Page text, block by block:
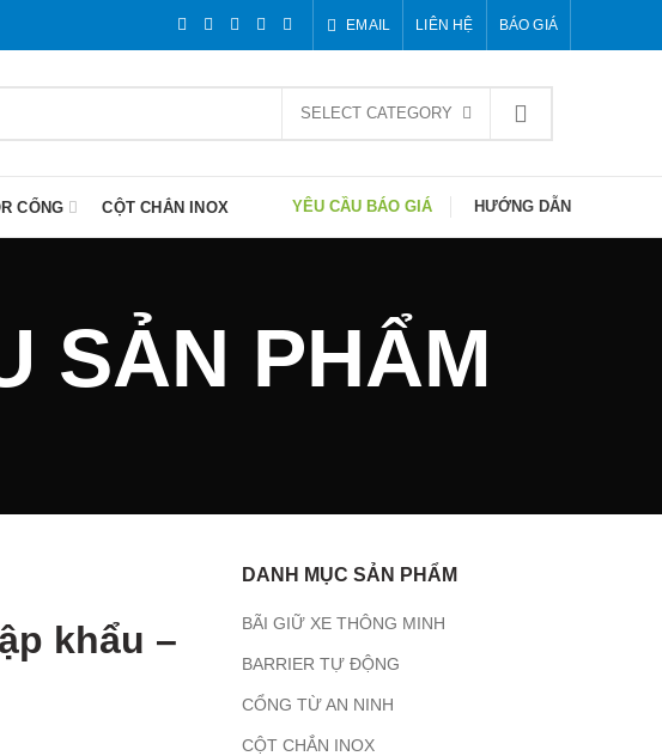
EMAIL LIÊN HỆ BÁO GIÁ
SELECT CATEGORY
CỔNG CỘT CHẮN INOX YÊU CẦU BÁO GIÁ HƯỚNG DẪN
SẢN PHẨM
khẩu –
DANH MỤC SẢN PHẨM
BÃI GIỮ XE THÔNG MINH
BARRIER TỰ ĐỘNG
CỔNG TỪ AN NINH
CỘT CHẮN INOX